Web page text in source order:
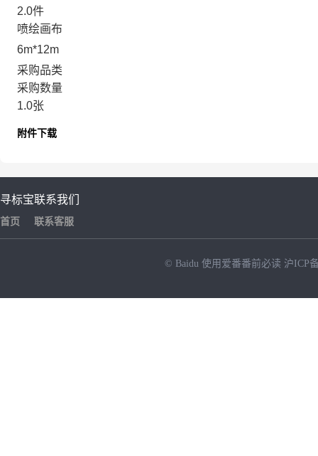
2.0件
喷绘画布
6m*12m
采购品类
采购数量
1.0张
附件下载
寻标宝
首页
联系我们
联系客服
© Baidu 使用爱番番前必读 沪ICP